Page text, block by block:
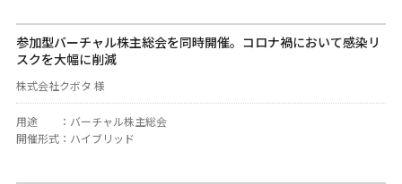
参加型バーチャル株主総会を同時開催。コロナ禍において感染リ
スクを大幅に削減
株式会社クボタ 様
用途 ： バーチャル株主総会
開催形式： ハイブリッド